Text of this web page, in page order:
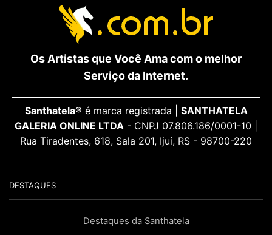
Os Artistas que Você Ama com o melhor
Serviço da Internet.
Santhatela® é marca registrada | SANTHATELA
GALERIA ONLINE LTDA - CNPJ 07.806.186/0001-10 |
Rua Tiradentes, 618, Sala 201, Ijuí, RS - 98700-220
DESTAQUES
Destaques da Santhatela